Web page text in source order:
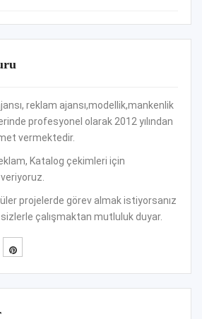
reklam ajansı,modellik,mankenlik
profesyonel olarak 2012 yılından
vermektedir.
Katalog çekimleri için
projelerde görev almak istiyorsanız
çalışmaktan mutluluk duyar.